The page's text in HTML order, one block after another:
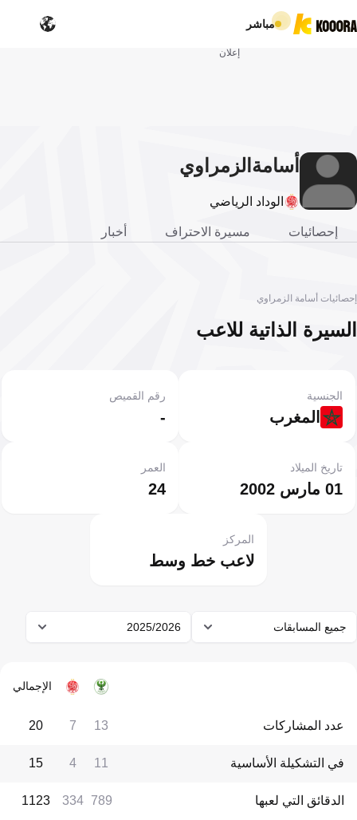
مباشر
إعلان
أسامة الزمراوي
الوداد الرياضي
إحصائيات مسيرة الاحتراف أخبار
إحصائيات أسامة الزمراوي
السيرة الذاتية للاعب
المغرب
الجنسية
-
رقم القميص
01 مارس 2002
تاريخ الميلاد
24
العمر
لاعب خط وسط
المركز
جميع المسابقات 2025/2026
الإجمالي
عدد المشاركات 13
7
20
في التشكيلة الأساسية 11
4
15
الدقائق التي لعبها 789
334
1123